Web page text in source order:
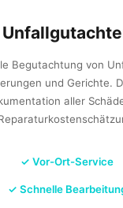
Begutachtung von
und Gerichte.
aller
✓ Vor-Ort-Service
✓ Schnelle